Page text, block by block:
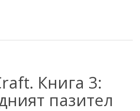
Книга 3:
пазител